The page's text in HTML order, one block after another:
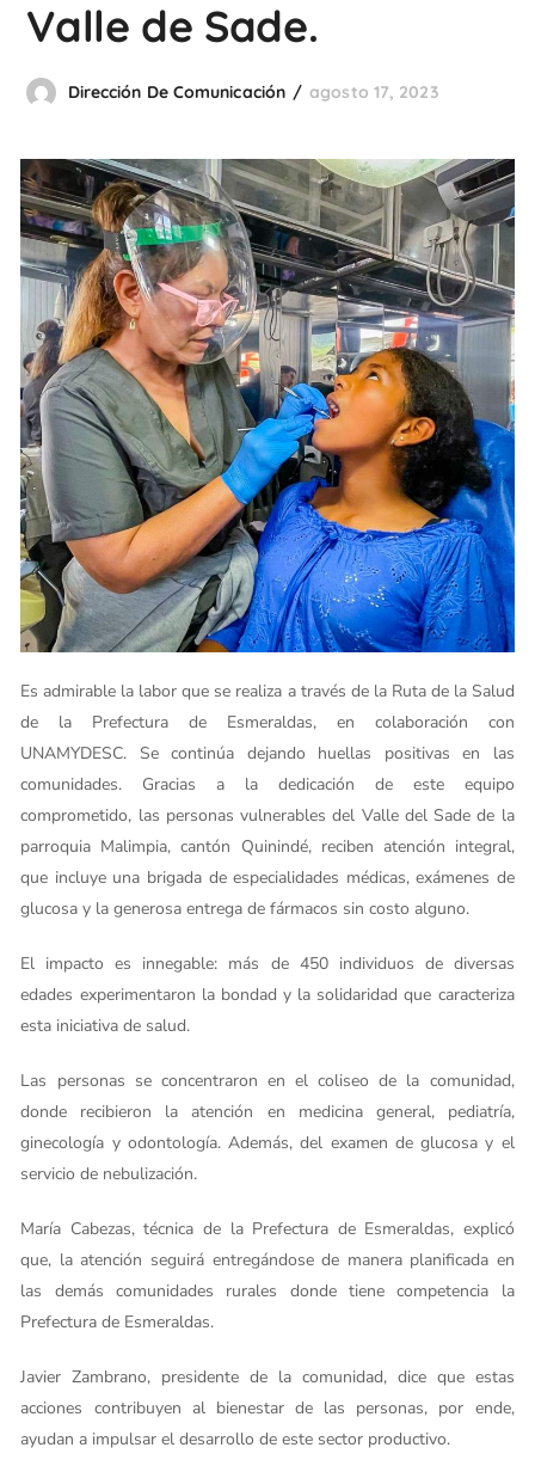
Valle de Sade.
Dirección De Comunicación agosto 17, 2023
Es admirable la labor que se realiza a través de la Ruta de la Salud
de la Prefectura de Esmeraldas, en colaboración con
UNAMYDESC. Se continúa dejando huellas positivas en las
comunidades. Gracias a la dedicación de este equipo
comprometido, las personas vulnerables del Valle del Sade de la
parroquia Malimpia, cantón Quinindé, reciben atención integral,
que incluye una brigada de especialidades médicas, exámenes de
glucosa y la generosa entrega de fármacos sin costo alguno.
El impacto es innegable: más de 450 individuos de diversas
edades experimentaron la bondad y la solidaridad que caracteriza
esta iniciativa de salud.
Las personas se concentraron en el coliseo de la comunidad,
donde recibieron la atención en medicina general, pediatría,
ginecología y odontología. Además, del examen de glucosa y el
servicio de nebulización.
María Cabezas, técnica de la Prefectura de Esmeraldas, explicó
que, la atención seguirá entregándose de manera planificada en
las demás comunidades rurales donde tiene competencia la
Prefectura de Esmeraldas.
Javier Zambrano, presidente de la comunidad, dice que estas
acciones contribuyen al bienestar de las personas, por ende,
ayudan a impulsar el desarrollo de este sector productivo.